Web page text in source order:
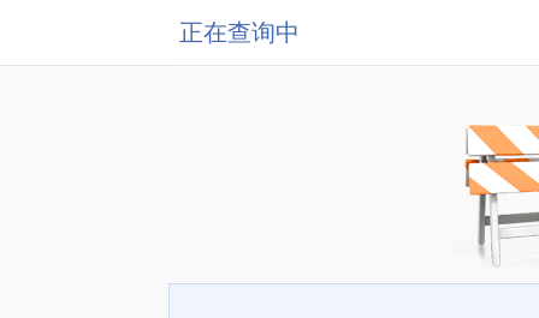
正在查询中